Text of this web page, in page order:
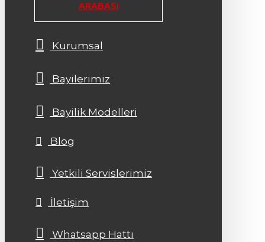
ARABASI
Kurumsal
Bayilerimiz
Bayilik Modelleri
Blog
Yetkili Servislerimiz
İletişim
Whatsapp Hattı